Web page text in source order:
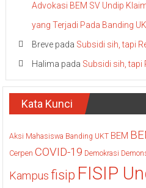
Advokasi BEM SV Undip
yang Terjadi Pada Banding
Brevepada Subsidi sih, tapi
Halima pada Subsidi sih, tapi
Kata Kunci
Aksi Mahasiswa Banding UKT BEM
Cerpen COVID-19 Demokrasi
Kampus fisip FISIP